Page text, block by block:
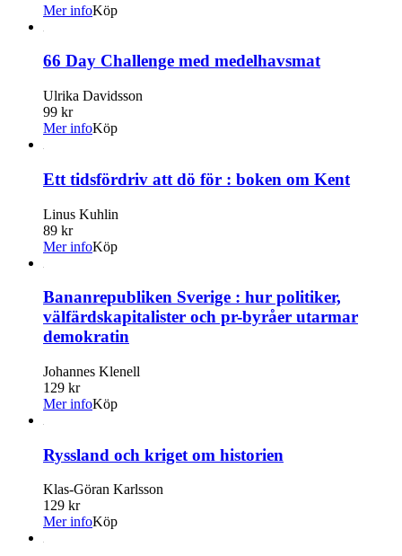
Mer infoKöp
66 Day Challenge med medelhavsmat
Ulrika Davidsson
99 kr
Mer infoKöp
Ett tidsfördriv att dö för : boken om Kent
Linus Kuhlin
89 kr
Mer infoKöp
Bananrepubliken Sverige : hur politiker,
välfärdskapitalister och pr-byråer utarmar
demokratin
Johannes Klenell
129 kr
Mer infoKöp
Ryssland och kriget om historien
Klas-Göran Karlsson
129 kr
Mer infoKöp